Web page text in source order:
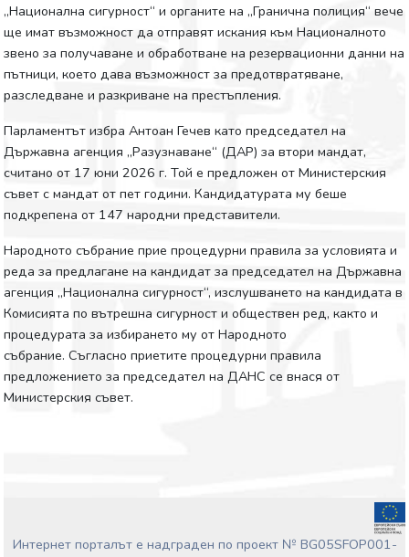
„Национална сигурност“ и органите на „Гранична полиция“ вече
ще имат възможност да отправят искания към Националното
звено за получаване и обработване на резервационни данни на
пътници, което дава възможност за предотвратяване,
разследване и разкриване на престъпления.
Парламентът избра Антоан Гечев като председател на
Държавна агенция „Разузнаване“ (ДАР) за втори мандат,
считано от 17 юни 2026 г. Той е предложен от Министерския
съвет с мандат от пет години. Кандидатурата му беше
подкрепена от 147 народни представители.
Народното събрание прие процедурни правила за условията и
реда за предлагане на кандидат за председател на Държавна
агенция „Национална сигурност“, изслушването на кандидата в
Комисията по вътрешна сигурност и обществен ред, както и
процедурата за избирането му от Народното
събрание. Съгласно приетите процедурни правила
предложението за председател на ДАНС се внася от
Министерския съвет.
Интернет порталът е надграден по проект № BG05SFOP001-